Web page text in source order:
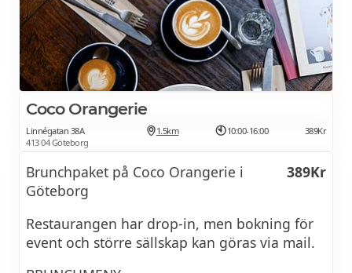
Brioche, forellrom, gräslök, dill
Råbiff
Dijonaijse, shitake, dragon, brioche
VARMRÄTT
Välj en valfri varmrätt per person.
Ägg Benedict
English muffin, pocherade ägg, rökt skinka,
sauterad spenat,
Coco Orangerie
Linnégatan 38A
413 04 Göteborg
1.5km 10:00-16:00 389Kr
Brunchpaket på Coco Orangerie i
Göteborg
389Kr
Restaurangen har drop-in, men bokning för
event och större sällskap kan göras via mail.